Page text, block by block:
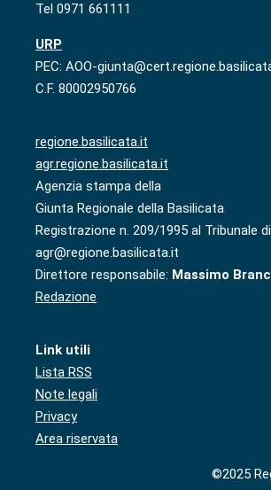
Tel 0971 661111
URP
PEC: AOO-
C.F. 80002950766
regione.basilicata.it
agr.regione.basilicata.it
Agenzia stampa della
Giunta Regionale della Basilicata
Registrazione n. 209/1995 al Tribunale
agr@regione.basilicata.it
Direttore responsabile: Massimo
Redazione
Link utili
Lista RSS
Note legali
Privacy
Area riservata
©2025